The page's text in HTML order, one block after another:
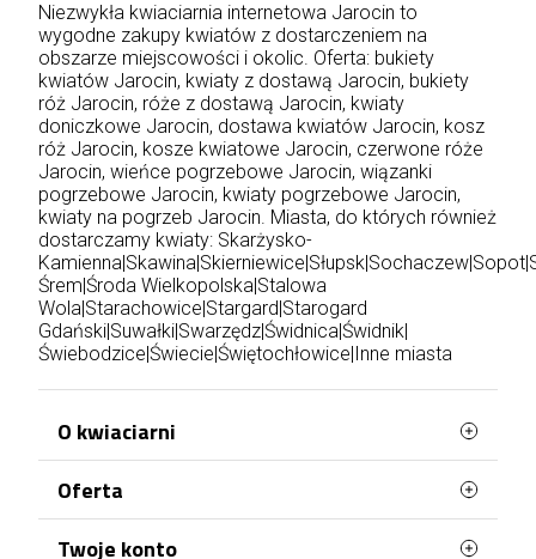
Niezwykła kwiaciarnia internetowa Jarocin to
wygodne zakupy kwiatów z dostarczeniem na
obszarze miejscowości i okolic. Oferta: bukiety
kwiatów Jarocin, kwiaty z dostawą Jarocin, bukiety
róż Jarocin, róże z dostawą Jarocin, kwiaty
doniczkowe Jarocin, dostawa kwiatów Jarocin, kosz
róż Jarocin, kosze kwiatowe Jarocin, czerwone róże
Jarocin, wieńce pogrzebowe Jarocin, wiązanki
pogrzebowe Jarocin, kwiaty pogrzebowe Jarocin,
kwiaty na pogrzeb Jarocin. Miasta, do których również
dostarczamy kwiaty: Skarżysko-
Kamienna|Skawina|Skierniewice|Słupsk|Sochaczew|Sopot|
Śrem|Środa Wielkopolska|Stalowa
Wola|Starachowice|Stargard|Starogard
Gdański|Suwałki|Swarzędz|Świdnica|Świdnik|
Świebodzice|Świecie|Świętochłowice|Inne miasta
O kwiaciarni
Jesteśmy najlepszą kwiaciarnią na rynku!
Posiadana wiedza, poparta ponad
dwudziestoletnim doświadczeniem, pozwala nam
Oferta
Twoje konto